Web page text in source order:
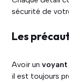
sécurité de
Les
Avoir un voyant
il est toujours